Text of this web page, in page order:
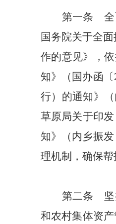
第一条
国务院关于全
作的意见》，
知》
（ 国办函〔
行）的通知》
（
草原局关于印
知》（内乡振发
理机制，确保
第二条
和农村集体资